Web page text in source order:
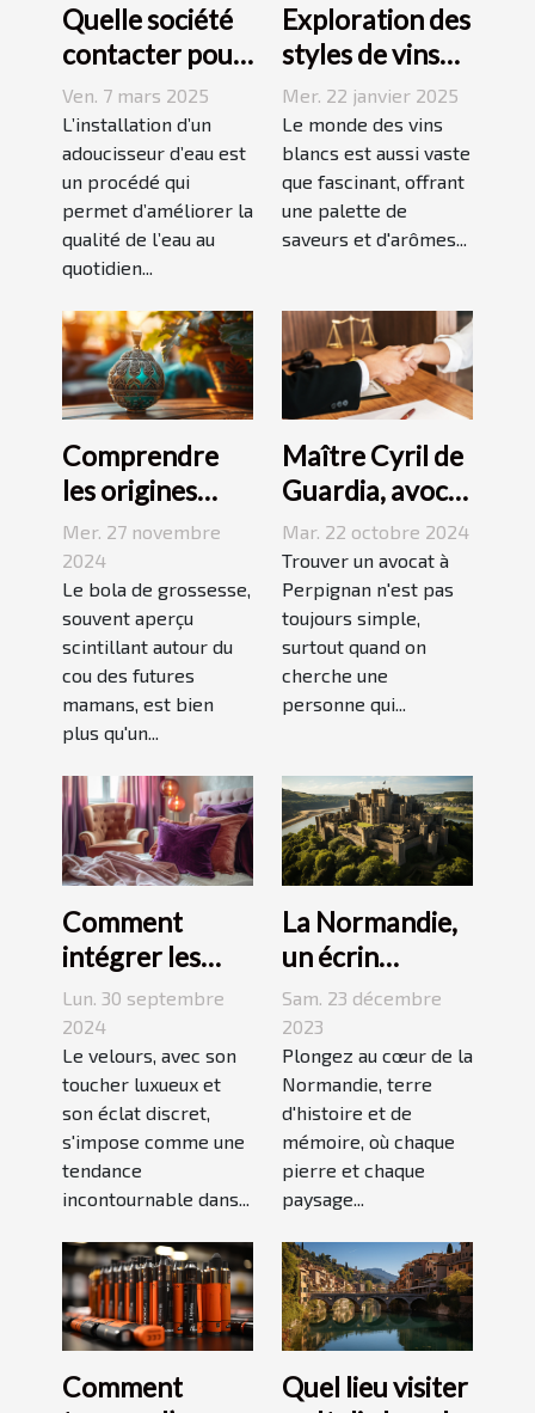
Quelle société
contacter pour
l'installation
d'un
adoucisseur
d'eau ?
Ven. 7 mars 2025
L’installation d’un
adoucisseur d’eau est
un procédé qui
permet d’améliorer la
qualité de l’eau au
quotidien...
Exploration des
styles de vins
blancs issus de
vignobles
renommés
Mer. 22 janvier 2025
Le monde des vins
blancs est aussi vaste
que fascinant, offrant
une palette de
saveurs et d'arômes...
Comprendre
les origines
culturelles du
bola de
grossesse
Mer. 27 novembre
2024
Le bola de grossesse,
souvent aperçu
scintillant autour du
cou des futures
mamans, est bien
plus qu'un...
Maître Cyril de
Guardia, avocat
renommé à
Perpignan
Mar. 22 octobre 2024
Trouver un avocat à
Perpignan n'est pas
toujours simple,
surtout quand on
cherche une
personne qui...
Comment
intégrer les
accessoires en
velours dans
votre quotidien
Lun. 30 septembre
2024
Le velours, avec son
toucher luxueux et
son éclat discret,
s'impose comme une
tendance
incontournable dans...
La Normandie,
un écrin
historique pour
des
événements
mémorables
Sam. 23 décembre
2023
Plongez au cœur de la
Normandie, terre
d'histoire et de
mémoire, où chaque
pierre et chaque
paysage...
Comment
Quel lieu visiter